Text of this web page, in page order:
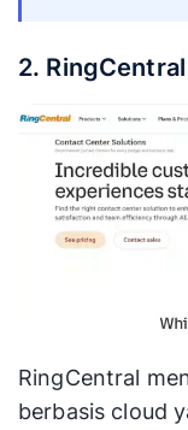
2. RingCentral
RingCentral
berbasis cloud